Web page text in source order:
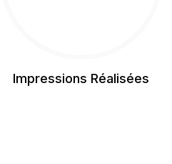
Impressions Réalisées